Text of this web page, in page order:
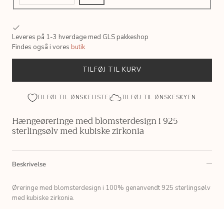
Leveres på 1-3 hverdage med GLS pakkeshop
Findes også i vores butik
TILFØJ TIL KURV
TILFØJ TIL ØNSKELISTE TILFØJ TIL ØNSKESKYEN
Hængeøreringe med blomsterdesign i 925
sterlingsølv med kubiske zirkonia
Beskrivelse
Øreringe med blomsterdesign i 100% genanvendt 925 sterlingsølv
med kubiske zirkonia.